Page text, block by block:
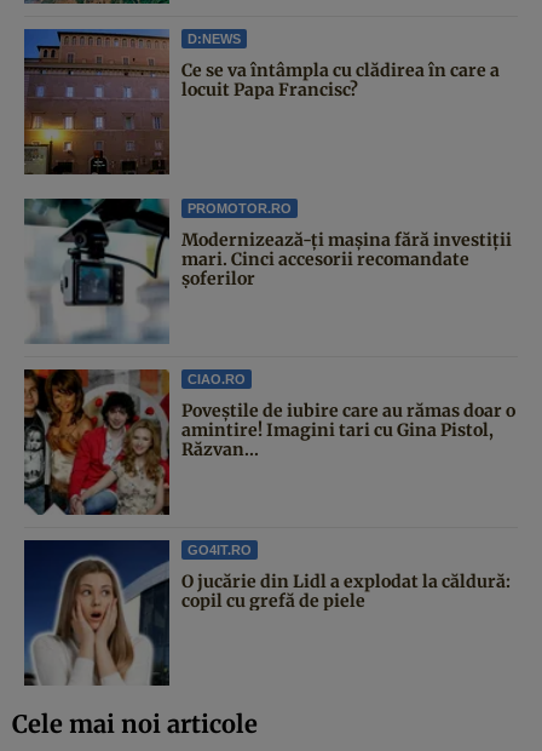
D:NEWS
Ce se va întâmpla cu clădirea în care a
locuit Papa Francisc?
PROMOTOR.RO
Modernizează-ți mașina fără investiții
mari. Cinci accesorii recomandate
șoferilor
CIAO.RO
Poveştile de iubire care au rămas doar o
amintire! Imagini tari cu Gina Pistol,
Răzvan...
GO4IT.RO
O jucărie din Lidl a explodat la căldură:
copil cu grefă de piele
Cele mai noi articole